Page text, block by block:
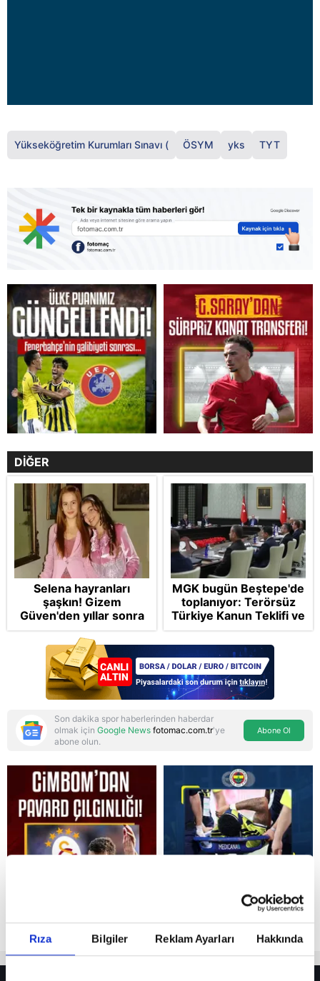
Rıza Bilgiler Reklam Ayarları Hakkında
Reddet
Yükseköğretim Kurumları Sınavı ( ÖSYM yks TYT
DİĞER
Selena hayranları
şaşkın! Gizem
Güven'den yıllar sonra
gelen Cansu Demirci
itirafı! "Konuşmuyoruz"
MGK bugün Beştepe'de
toplanıyor: Terörsüz
Türkiye Kanun Teklifi ve
bölgesel güvenlik
başlıkları masada
Son dakika spor haberlerinden haberdar
olmak için Google News fotomac.com.tr'ye
abone olun.
Abone Ol